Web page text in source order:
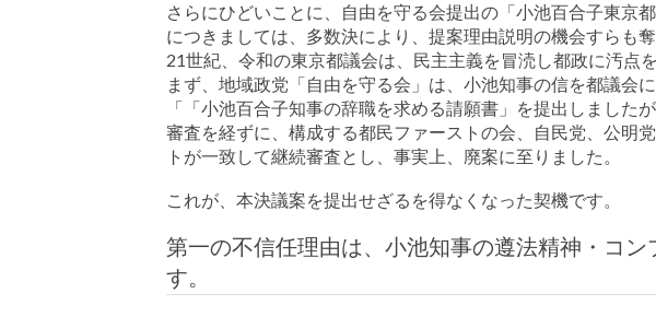
さらにひどいことに、自由を守る会提出の「小池百合子東京
につきましては、多数決により、提案理由説明の機会すらも奪
21世紀、令和の東京都議会は、民主主義を冒涜し都政に汚点
まず、地域政党「自由を守る会」は、小池知事の信を都議会
「「小池百合子知事の辞職を求める請願書」を提出しました
審査を経ずに、構成する都民ファーストの会、自民党、公明
トが一致して継続審査とし、事実上、廃案に至りました。
これが、本決議案を提出せざるを得なくなった契機です。
第一の不信任理由は、小池知事の遵法精神・コ
す。